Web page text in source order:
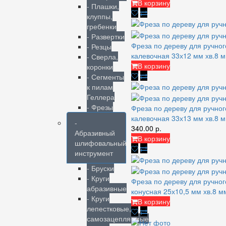
- Плашки,
клуппы,
гребенки
- Развертки
- Резцы
- Сверла,
коронки
- Сегменты
к пилам
Геллера
- Фрезы
-
Абразивный
шлифовальный
инструмент
- Бруски
- Круги
абразивные
- Круги
лепестковые,
самозацепляемые
В корзину
Фреза по дереву для
калевочная 33х12 мм хв.8
В корзину
Фреза по дереву для
калевочная 33х13 мм хв.8
340.00 р.
В корзину
Фреза по дереву для
конусная 25х10,5 мм хв.8
В корзину